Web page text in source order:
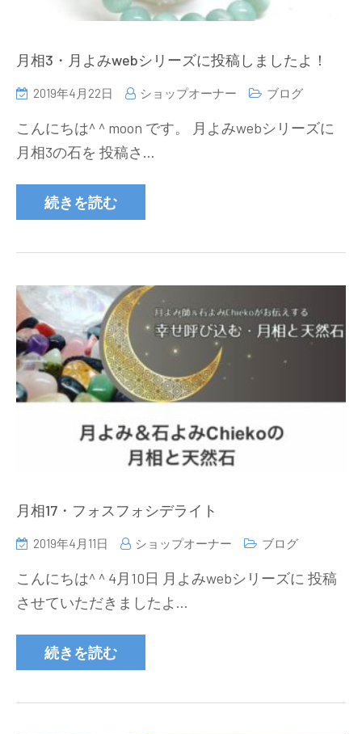
月相3・月よみwebシリーズに投稿しましたよ！
2019年4月22日 ショップオーナー ブログ
こんにちは^ ^ moon です。 月よみwebシリーズに
月相3の石を 投稿さ…
続きを読む
月相17・フォスフォシデライト
2019年4月11日 ショップオーナー ブログ
こんにちは^ ^ 4月10日 月よみwebシリーズに 投稿
させていただきましたよ…
続きを読む